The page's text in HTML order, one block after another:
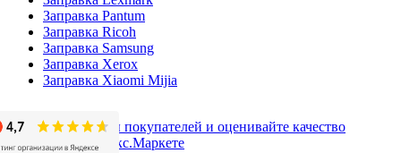
Заправка Pantum
Заправка Ricoh
Заправка Samsung
Заправка Xerox
Заправка Xiaomi Mijia